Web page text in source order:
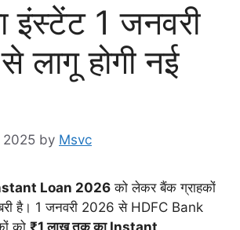
इंस्टेंट 1 जनवरी
लागू होगी नई
2025 by Msvc
Loan 2026 को लेकर बैंक ग्राहकों
है। 1 जनवरी 2026 से HDFC Bank
को ₹1 लाख तक का Instant